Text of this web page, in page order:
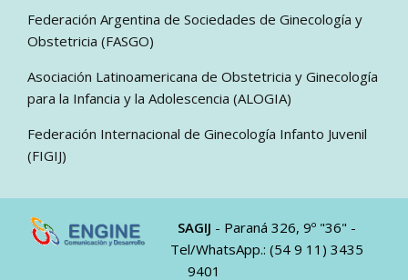
Federación Argentina de Sociedades de Ginecología y
Obstetricia (FASGO)
Asociación Latinoamericana de Obstetricia y Ginecología
para la Infancia y la Adolescencia (ALOGIA)
Federación Internacional de Ginecología Infanto Juvenil
(FIGIJ)
SAGIJ - Paraná 326, 9º "36" -
Tel/WhatsApp.: (54 9 11) 3435
9401